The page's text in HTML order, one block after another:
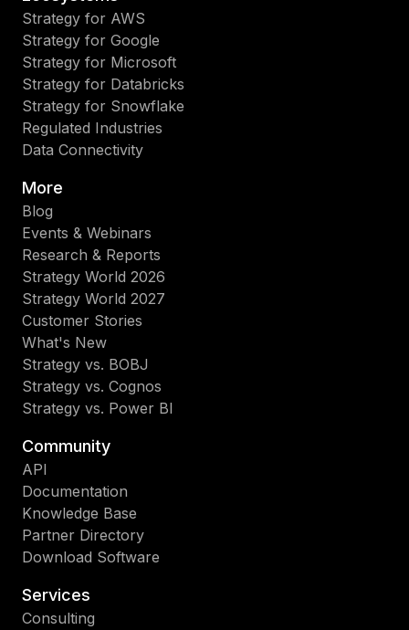
Strategy for AWS
Strategy for Google
Strategy for Microsoft
Strategy for Databricks
Strategy for Snowflake
Regulated Industries
Data Connectivity
More
Blog
Events & Webinars
Research & Reports
Strategy World 2026
Strategy World 2027
Customer Stories
What's New
Strategy vs. BOBJ
Strategy vs. Cognos
Strategy vs. Power BI
Community
API
Documentation
Knowledge Base
Partner Directory
Download Software
Services
Consulting